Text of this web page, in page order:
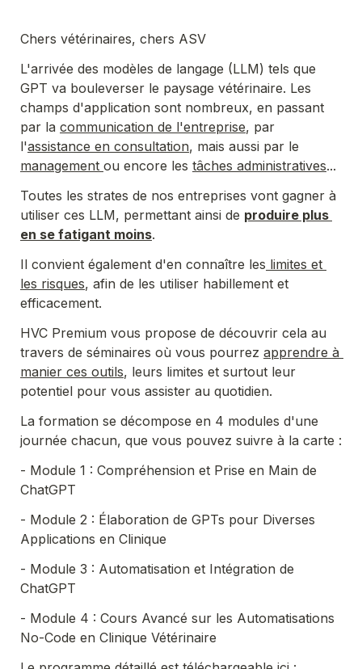
Chers vétérinaires, chers ASV
L'arrivée des modèles de langage (LLM) tels que
GPT va bouleverser le paysage vétérinaire. Les
champs d'application sont nombreux, en passant
par la communication de l'entreprise, par
l'assistance en consultation
management ou encore les tâches administratives...
Toutes les strates de nos entreprises vont gagner à
utiliser ces LLM, permettant ainsi de produire plus
en se fatigant moins.
Il convient également d'en connaître les limites et
les risques, afin de les utiliser habillement et
efficacement.
HVC Premium vous propose de découvrir cela au
travers de séminaires où vous pourrez apprendre à
manier ces outils, leurs limites et surtout leur
potentiel pour vous assister au quotidien.
La formation se décompose en 4 modules d'une
- Module 1 : Compréhension et Prise en Main de
- Module 2 : Élaboration de GPTs pour Diverses
Applications en Clinique
- Module 3 : Automatisation et Intégration de
ChatGPT
- Module 4 : Cours Avancé sur les Automatisations
No-Code en Clinique Vétérinaire